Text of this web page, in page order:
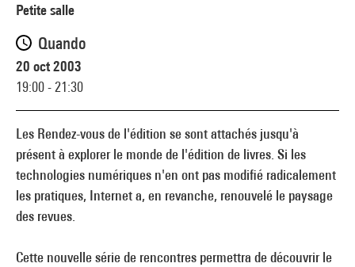
Les Rendez-vous de l'édition se sont attachés jusqu'à
présent à explorer le monde de l'édition de livres. Si les
technologies numériques n'en ont pas modifié radicalement
les pratiques, Internet a, en revanche, renouvelé le paysage
des revues.
Cette nouvelle série de rencontres permettra de découvrir le
Petite salle
Quando
20 oct 2003
19:00 - 21:30